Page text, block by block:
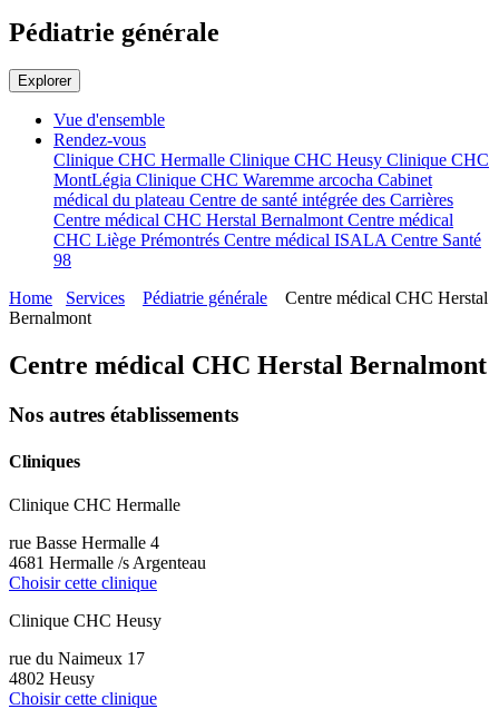
Pédiatrie générale
Explorer
Vue d'ensemble
Rendez-vous
Clinique CHC Hermalle Clinique CHC Heusy Clinique CHC
MontLégia Clinique CHC Waremme arcocha Cabinet
médical du plateau Centre de santé intégrée des Carrières
Centre médical CHC Herstal BernalmontCentre médical
CHC Liège Prémontrés Centre médical ISALACentre Santé
98
Home
Services Pédiatrie générale
Centre médical CHC Herstal
Bernalmont
Centre médical CHC Herstal Bernalmont
Nos autres établissements
Cliniques
Clinique CHC Hermalle
rue Basse Hermalle 4
4681 Hermalle /s Argenteau
Choisir cette clinique
Clinique CHC Heusy
rue du Naimeux 17
4802 Heusy
Choisir cette clinique